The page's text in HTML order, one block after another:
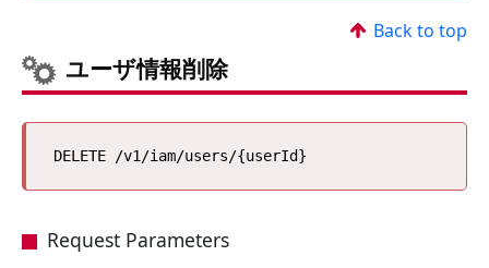
Back to top
ユーザ情報削除
Request Parameters